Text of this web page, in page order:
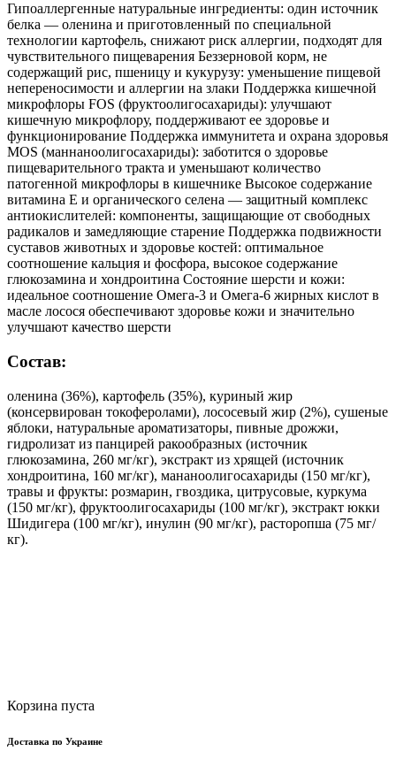
Гипоаллергенные натуральные ингредиенты: один источник
белка ― оленина и приготовленный по специальной
технологии картофель, снижают риск аллергии, подходят для
чувствительного пищеварения Беззерновой корм, не
содержащий рис, пшеницу и кукурузу: уменьшение пищевой
непереносимости и аллергии на злаки Поддержка кишечной
микрофлоры FOS (фруктоолигосахариды): улучшают
кишечную микрофлору, поддерживают ее здоровье и
функционирование Поддержка иммунитета и охрана здоровья
MOS (маннаноолигосахариды): заботится о здоровье
пищеварительного тракта и уменьшают количество
патогенной микрофлоры в кишечнике Высокое содержание
витамина Е и органического селена ― защитный комплекс
антиокислителей: компоненты, защищающие от свободных
радикалов и замедляющие старение Поддержка подвижности
суставов животных и здоровье костей: оптимальное
соотношение кальция и фосфора, высокое содержание
глюкозамина и хондроитина Состояние шерсти и кожи:
идеальное соотношение Омега-3 и Омега-6 жирных кислот в
масле лосося обеспечивают здоровье кожи и значительно
улучшают качество шерсти
Состав:
оленина (36%), картофель (35%), куриный жир
(консервирован токоферолами), лососевый жир (2%), сушеные
яблоки, натуральные ароматизаторы, пивные дрожжи,
гидролизат из панцирей ракообразных (источник
глюкозамина, 260 мг/кг), экстракт из хрящей (источник
хондроитина, 160 мг/кг), мананоолигосахариды (150 мг/кг),
травы и фрукты: розмарин, гвоздика, цитрусовые, куркума
(150 мг/кг), фруктоолигосахариды (100 мг/кг), экстракт юкки
Шидигера (100 мг/кг), инулин (90 мг/кг), расторопша (75 мг/
кг).
Корзина пуста
Доставка по Украине